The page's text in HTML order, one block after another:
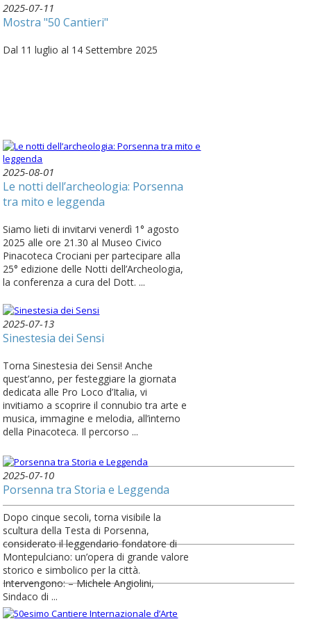
2025-07-11
Mostra "50 Cantieri"
Dal 11 luglio al 14 Settembre 2025
2025-08-01
Le notti dell’archeologia: Porsenna
tra mito e leggenda
Siamo lieti di invitarvi venerdì 1° agosto
2025 alle ore 21.30 al Museo Civico
Pinacoteca Crociani per partecipare alla
25° edizione delle Notti dell’Archeologia,
la conferenza a cura del Dott. ...
2025-07-13
Sinestesia dei Sensi
Torna Sinestesia dei Sensi! Anche
quest’anno, per festeggiare la giornata
dedicata alle Pro Loco d’Italia, vi
invitiamo a scoprire il connubio tra arte e
musica, immagine e melodia, all’interno
della Pinacoteca. Il percorso ...
2025-07-10
Porsenna tra Storia e Leggenda
Dopo cinque secoli, torna visibile la
scultura della Testa di Porsenna,
considerato il leggendario fondatore di
Montepulciano: un’opera di grande valore
storico e simbolico per la città.
Intervengono: – Michele Angiolini,
Sindaco di ...